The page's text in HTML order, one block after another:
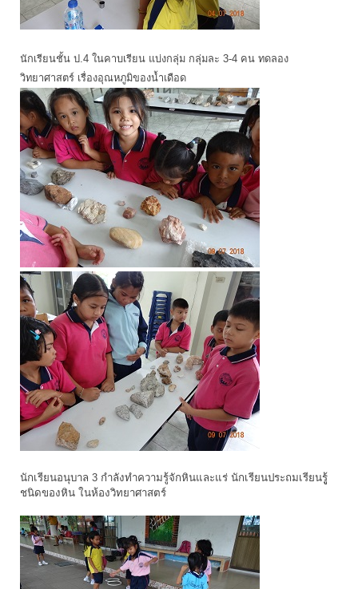
นักเรียนชั้น ป.4 ในคาบเรียน แบ่งกลุ่ม กลุ่มละ 3-4 คน ทดลอง
วิทยาศาสตร์ เรื่องอุณหภูมิของน้ำเดือด
นักเรียนอนุบาล 3 กำลังทำความรู้จักหินและแร่ นักเรียนประถมเรียนรูู้
ชนิดของหิน ในห้องวิทยาศาสตร์